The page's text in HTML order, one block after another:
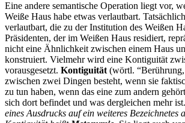
Eine andere semantische Operation liegt vor,
Weiße Haus habe etwas verlautbart.
verlautbart, die zu der Institution des Weißen
Präsidenten, der im Weißen Haus residiert,
nicht eine Ähnlichkeit zwischen einem Haus
konstruiert. Vielmehr wird eine Kontiguität
vorausgesetzt. Kontiguität (wörtl.
zwischen zwei Dingen besteht, wenn sie
zu tun haben, wenn das eine zum andern
sich dort befindet und was dergleichen mehr ist.
eines Ausdrucks auf ein weiteres Bezeichnetes